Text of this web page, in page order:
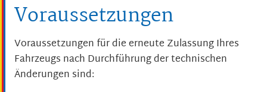
Voraussetzungen
Voraussetzungen für die erneute Zulassung Ihres
Fahrzeugs nach Durchführung der technischen
Änderungen sind: